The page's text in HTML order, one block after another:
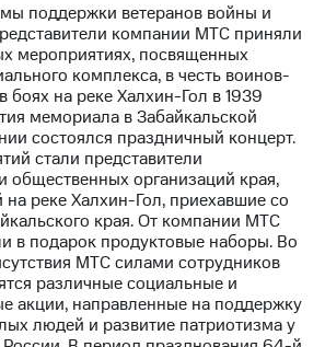
поддержки ветеранов войны и
компании МТС приняли
мероприятиях, посвященных
комплекса, в честь воинов-
боях на реке Халхин-Гол в 1939
мемориала в Забайкальской
состоялся праздничный концерт.
стали представители
общественных организаций края,
реке Халхин-Гол, приехавшие со
края. От компании МТС
в подарок продуктовые наборы. Во
МТС силами сотрудников
различные социальные и
акции, направленные на поддержку
людей и развитие патриотизма у